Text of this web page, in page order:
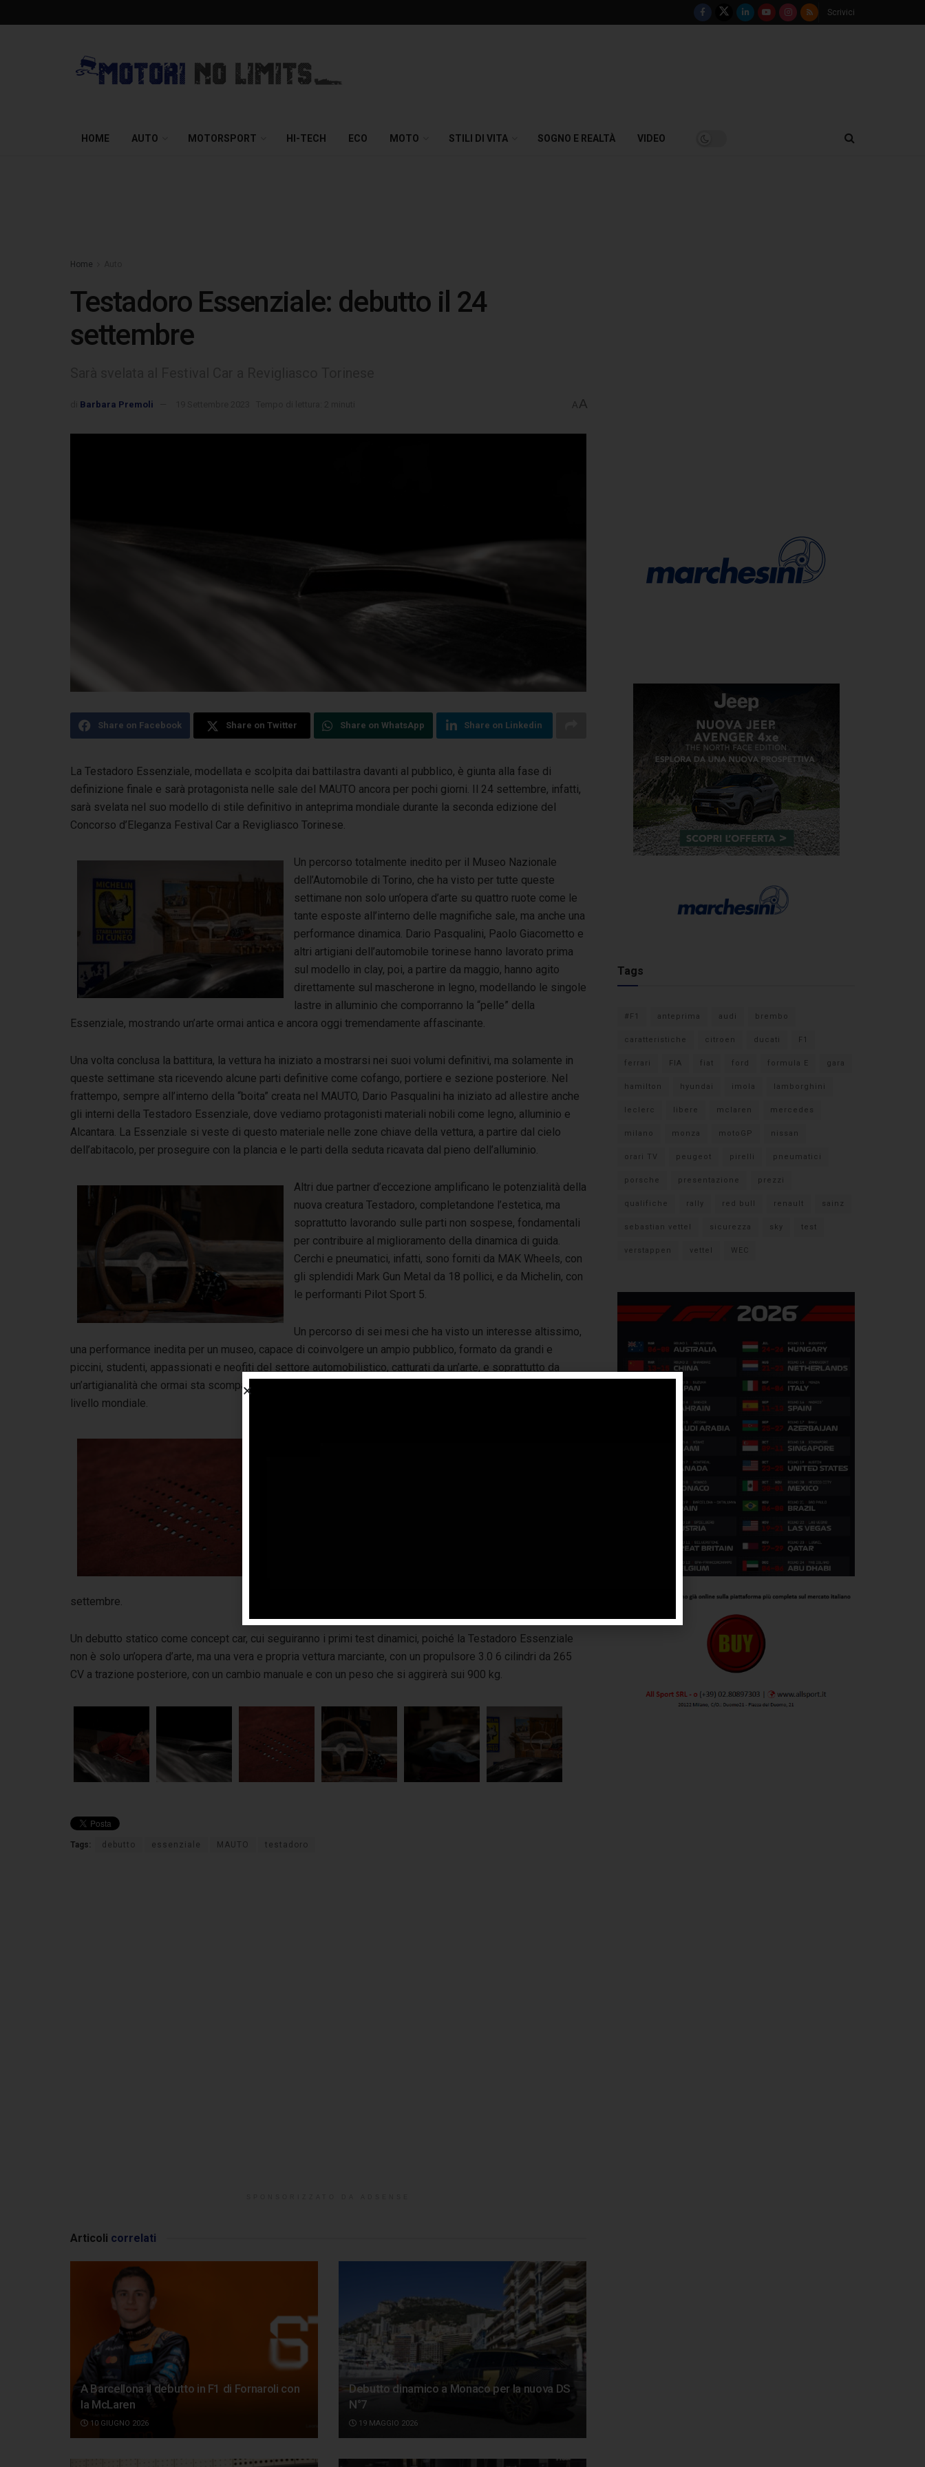
Scrivici
HOME AUTO MOTORSPORT HI-TECH ECO MOTO STILI DI VITA SOGNO E REALTÀ VIDEO
Home
Testadoro Essenziale: debutto il 24
settembre
Barbara Premoli A A
Share on Facebook Share on Twitter Share on WhatsApp Share on Linkedin
La Testadoro Essenziale, modellata e scolpita dai battilastra davanti al pubblico, è giunta alla fase di
definizione finale e sarà protagonista nelle sale del MAUTO ancora per pochi giorni. Il 24 settembre, infatti,
sarà svelata nel suo modello di stile definitivo in anteprima mondiale durante la seconda edizione del
Concorso d’Eleganza Festival Car a Revigliasco Torinese.
Un percorso totalmente inedito per il Museo Nazionale
dell’Automobile di Torino, che ha visto per tutte queste
settimane non solo un’opera d’arte su quattro ruote come le
tante esposte all’interno delle magnifiche sale, ma anche una
performance dinamica. Dario Pasqualini, Paolo Giacometto e
altri artigiani dell’automobile torinese hanno lavorato prima
sul modello in clay, poi, a partire da maggio, hanno agito
direttamente sul mascherone in legno, modellando le singole
lastre in alluminio che comporranno la “pelle” della
Essenziale, mostrando un’arte ormai antica e ancora oggi tremendamente affascinante.
Una volta conclusa la battitura, la vettura ha iniziato a mostrarsi nei suoi volumi definitivi, ma solamente in
queste settimane sta ricevendo alcune parti definitive come cofango, portiere e sezione posteriore. Nel
frattempo, sempre all’interno della “boita” creata nel MAUTO, Dario Pasqualini ha iniziato ad allestire anche
gli interni della Testadoro Essenziale, dove vediamo protagonisti materiali nobili come legno, alluminio e
Alcantara. La Essenziale si veste di questo materiale nelle zone chiave della vettura, a partire dal cielo
dell’abitacolo, per proseguire con la plancia e le parti della seduta ricavata dal pieno dell’alluminio.
Altri due partner d’eccezione amplificano le potenzialità della
nuova creatura Testadoro, completandone l’estetica, ma
soprattutto lavorando sulle parti non sospese, fondamentali
per contribuire al miglioramento della dinamica di guida.
Cerchi e pneumatici, infatti, sono forniti da MAK Wheels, con
gli splendidi Mark Gun Metal da 18 pollici, e da Michelin, con
le performanti Pilot Sport 5.
Un percorso di sei mesi che ha visto un interesse altissimo,
una performance inedita per un museo, capace di coinvolgere un ampio pubblico, formato da grandi e
piccini, studenti, appassionati e neofiti del settore automobilistico, catturati da un’arte, e soprattutto da
un’artigianalità che ormai sta scomparendo, ma che ha visto in Torino una delle massime espressioni a
livello mondiale.
settembre.
Un debutto statico come concept car, cui seguiranno i primi test dinamici, poiché la Testadoro Essenziale
non è solo un’opera d’arte, ma una vera e propria vettura marciante, con un propulsore 3.0 6 cilindri da 265
CV a trazione posteriore, con un cambio manuale e con un peso che si aggirerà sui 900 kg.
Tags: debutto essenziale MAUTO testadoro
Articoli correlati
A Barcellona il debutto in F1 di Fornaroli con
la McLaren
10 GIUGNO 2026
Debutto dinamico a Monaco per la nuova DS
N°7
19 MAGGIO 2026
Tags
#F1 anteprima audi brembo
caratteristiche citroen ducati F1
ferrari FIA fiat ford formula E gara
hamilton hyundai imola lamborghini
leclerc libere mclaren mercedes
milano monza motoGP nissan
orari TV peugeot pirelli pneumatici
porsche presentazione prezzi
qualifiche rally red bull renault sainz
sebastian vettel sicurezza sky test
verstappen vettel WEC